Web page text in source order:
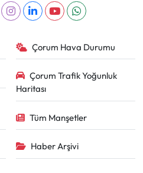
Çorum Hava Durumu
Çorum Trafik Yoğunluk
Haritası
Tüm Manşetler
Haber Arşivi